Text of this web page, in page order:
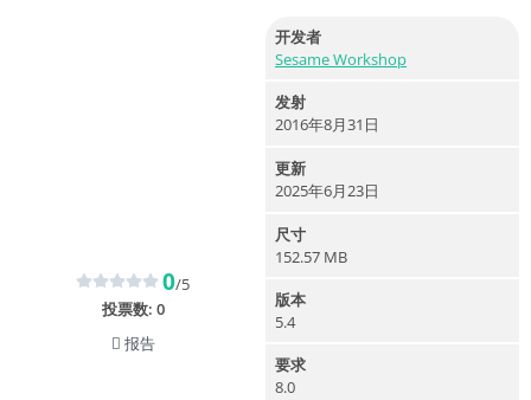
0/5
投票数: 0
报告
开发者
Sesame Workshop
发射
2016年8月31日
更新
2025年6月23日
尺寸
152.57 MB
版本
5.4
要求
8.0